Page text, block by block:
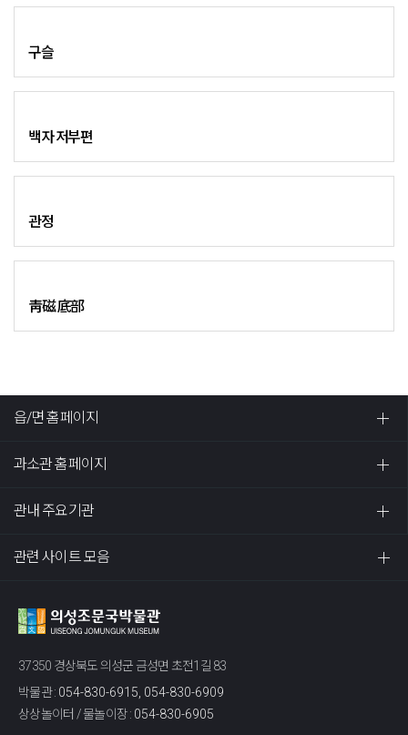
구슬
백자 저부편
관정
靑磁 底部
읍/면 홈페이지
과소관 홈페이지
관내 주요기관
관련 사이트 모음
37350 경상북도 의성군 금성면 초전1길 83
박물관 : 054-830-6915, 054-830-6909
상상놀이터 / 물놀이장 : 054-830-6905